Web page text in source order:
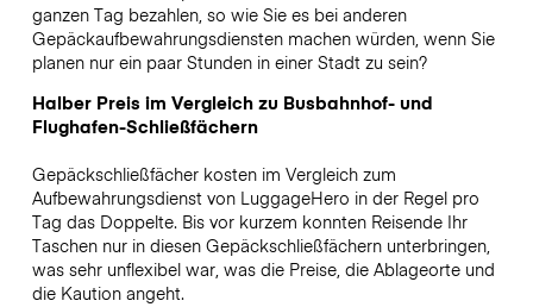
ganzen Tag bezahlen, so wie Sie es bei anderen
Gepäckaufbewahrungsdiensten machen würden, wenn Sie
planen nur ein paar Stunden in einer Stadt zu sein?
Halber Preis im Vergleich zu Busbahnhof- und
Flughafen-Schließfächern
Gepäckschließfächer kosten im Vergleich zum
Aufbewahrungsdienst von LuggageHero in der Regel pro
Tag das Doppelte. Bis vor kurzem konnten Reisende Ihr
Taschen nur in diesen Gepäckschließfächern unterbringen,
was sehr unflexibel war, was die Preise, die Ablageorte und
die Kaution angeht.